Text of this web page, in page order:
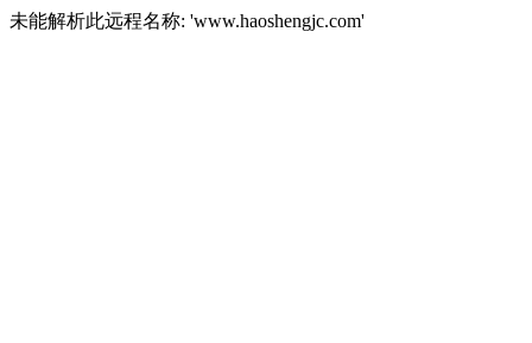
未能解析此远程名称: 'www.haoshengjc.com'